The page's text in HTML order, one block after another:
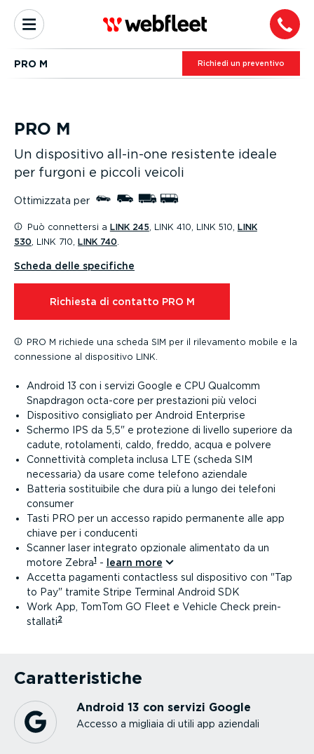
PRO M Richiedi un preventivo
PRO M
Un dispositivo all-in-one resistente ideale
per furgoni e piccoli veicoli
Ottimizzata per
Può connettersi a LINK 245 , LINK 410, LINK 510, LINK
530 , LINK 710, LINK 740
PRO M richiede una scheda SIM per il rilevamento mobile e la
connessione al dispositivo LINK.
Android 13 con i servizi Google e CPU Qualcomm
Snapdragon octa-core per prestazioni più veloci
Dispositivo consigliato per Android Enterprise
Schermo IPS da 5,5" e protezione di livello superiore da
cadute, rotolamenti, caldo, freddo, acqua e polvere
Connet­tività completa inclusa LTE (scheda SIM
necessaria) da usare come telefono aziendale
Batteria sosti­tuibile che dura più a lungo dei telefoni
consumer
Tasti PRO per un accesso rapido permanente alle app
chiave per i conducenti
Scanner laser integrato opzionale alimentato da un
motore Zebra1-
learn more⁠
Accetta pagamenti contactless sul dispositivo con
Tap
to Pay tramite Stripe Terminal Android SDK
Work App, TomTom GO Fleet e Vehicle Check prein­
stallati2
Scheda delle specifiche
Richiesta di contatto PRO M
Carat­te­ri­stiche
Android 13 con servizi Google
Accesso a migliaia di utili app aziendali